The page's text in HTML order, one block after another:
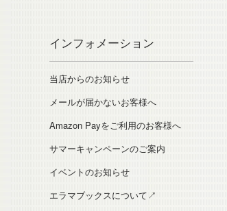
インフォメーション
当店からのお知らせ
メールが届かないお客様へ
Amazon Payをご利用のお客様へ
サマーキャンペーンのご案内
イベントのお知らせ
エラマブックスについて↗